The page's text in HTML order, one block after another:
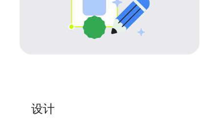
设计